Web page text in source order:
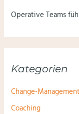
Operative Teams
Kategorien
Change-Management
Coaching